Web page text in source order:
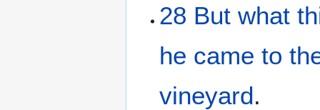
28 But what
he came to
vineyard.